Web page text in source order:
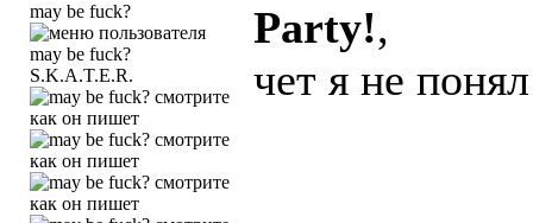
may be fuck?
S.K.A.T.E.R.
Party!,
чет я не